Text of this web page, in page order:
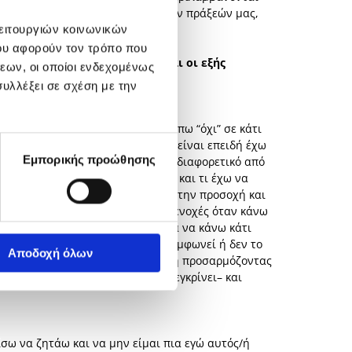
κοινωνικών
αφορούν τον τρόπο που
οι οποίοι ενδεχομένως
σε σχέση με την
Εμπορικής προώθησης
Αποδοχή όλων
μας και κινούν τα νήματα των πράξεών μας,
σκοπός πρέπει να πληρούνται οι εξής
κάτι ο ίδιος.
μου. Οφείλω να μην πω “όχι” σε κάτι
που δικαιούμαι να πω όχι είναι επειδή έχω
δε δικαιούμαι να θέλω κάτι διαφορετικό από
αλλιώς ποιά είναι η αξία μου και τι έχω να
αγαπάει και να με τιμάει με την προσοχή και
έτσι καταλήγω να αισθάνομαι ενοχές όταν κάνω
πράξεις μου. Μήπως μπορούσα να κάνω κάτι
σωστό επειδή ο άλλος δεν συμφωνεί ή δεν το
να είμαι χαρούμενος/η προσαρμόζοντας
που ο άλλος μπορεί να μην εγκρίνει– και
να ζητάω και να μην είμαι πια εγώ αυτός/ή